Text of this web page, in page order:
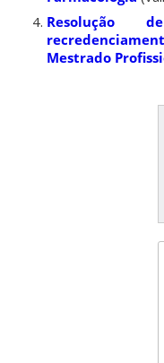
Resolução
Mestrado